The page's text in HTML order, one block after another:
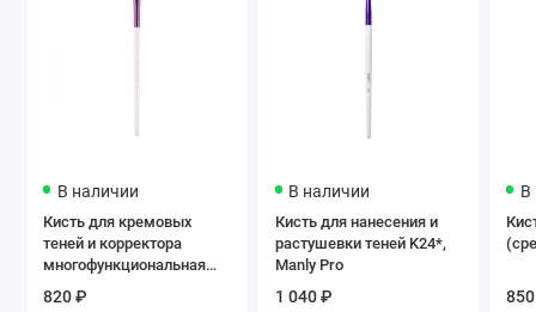
В наличии
Кисть для кремовых
теней и корректора
многофункциональная
820 ₽
В наличии
Кисть для нанесения и
растушевки теней K24*,
Manly Pro
1 040 ₽
В